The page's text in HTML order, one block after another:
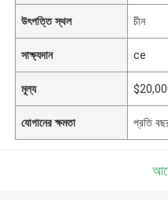
উৎপত্তি স্থল চীন
সাক্ষ্যদান ce
মূল্য
যোগানের ক্ষমতা প্রতি